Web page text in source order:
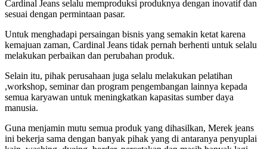
Cardinal Jeans selalu memproduksi produknya dengan inovatif dan
sesuai dengan permintaan pasar.
Untuk menghadapi persaingan bisnis yang semakin ketat karena
kemajuan zaman, Cardinal Jeans tidak pernah berhenti untuk selalu
melakukan perbaikan dan perubahan produk.
Selain itu, pihak perusahaan juga selalu melakukan pelatihan
,workshop, seminar dan program pengembangan lainnya kepada
semua karyawan untuk meningkatkan kapasitas sumber daya
manusia.
Guna menjamin mutu semua produk yang dihasilkan, Merek jeans
ini bekerja sama dengan banyak pihak yang di antaranya penyuplai